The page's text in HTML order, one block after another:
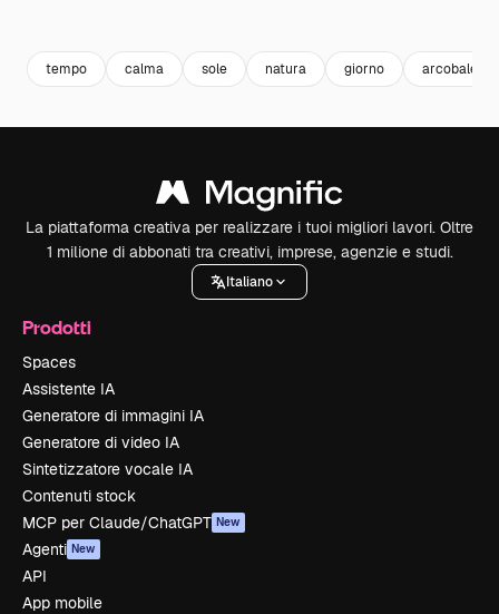
tempo calma sole natura giorno arcobaleno
La piattaforma creativa per realizzare i tuoi migliori lavori. Oltre
1 milione di abbonati tra creativi, imprese, agenzie e studi.
Italiano
Prodotti
Spaces
Assistente IA
Generatore di immagini IA
Generatore di video IA
Sintetizzatore vocale IA
Contenuti stock
MCP per Claude/ChatGPT New
Agenti New
API
App mobile